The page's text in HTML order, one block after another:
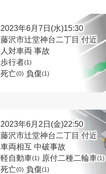
2023年6月7日(水)15:30
藤沢市辻堂神台二丁目 付近
人対車両 事故
歩行者(1)
死亡(0) 負傷(1)
2023年6月2日(金)22:50
藤沢市辻堂神台二丁目 付近
車両相互 中破事故
軽自動車(1) 原付二種二輪車(1)
死亡(0) 負傷(1)